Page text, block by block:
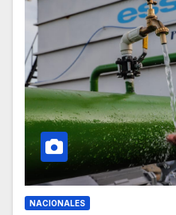
NACIONALES